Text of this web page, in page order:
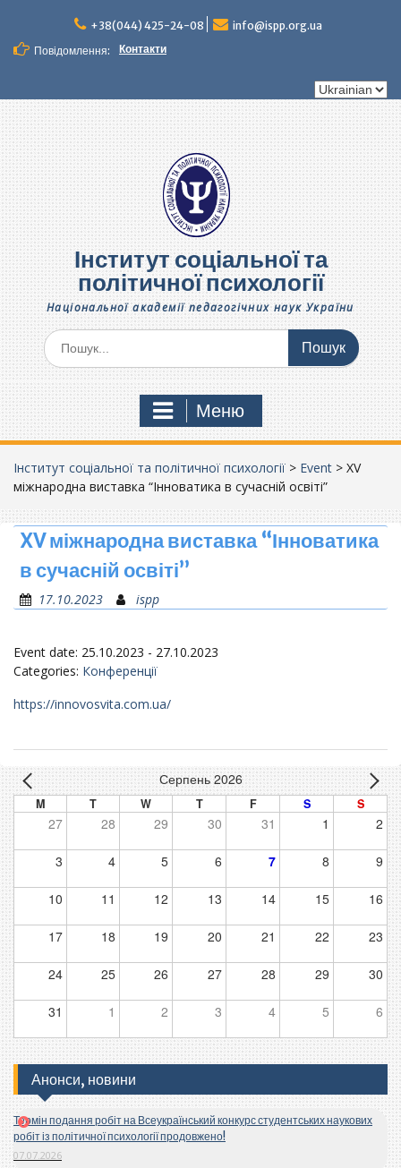
вмісту
+38(044) 425-24-08
info@ispp.org.ua
Повідомлення:
Контакти
Вибрати
Інститут соціальної та
політичної психології
Національної академії педагогічних наук України
Шукати:
Меню
Інститут соціальної та політичної психології > Event > XV
міжнародна виставка “Інноватика в сучасній освіті”
XV міжнародна виставка “Інноватика
в сучасній освіті”
17.10.2023 ispp
Event date: 25.10.2023 - 27.10.2023
Categories: Конференції
https://innovosvita.com.ua/
Серпень 2026
M T W T F S S
27 28 29 30 31 1 2
3 4 5 6 7 8 9
10 11 12 13 14 15 16
17 18 19 20 21 22 23
24 25 26 27 28 29 30
31 1 2 3 4 5 6
Анонси, новини
Термін подання робіт на Всеукраїнський конкурс студентських наукових
робіт із політичної психології продовжено!
07.07.2026